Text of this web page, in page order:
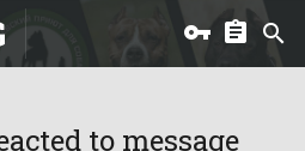
to message